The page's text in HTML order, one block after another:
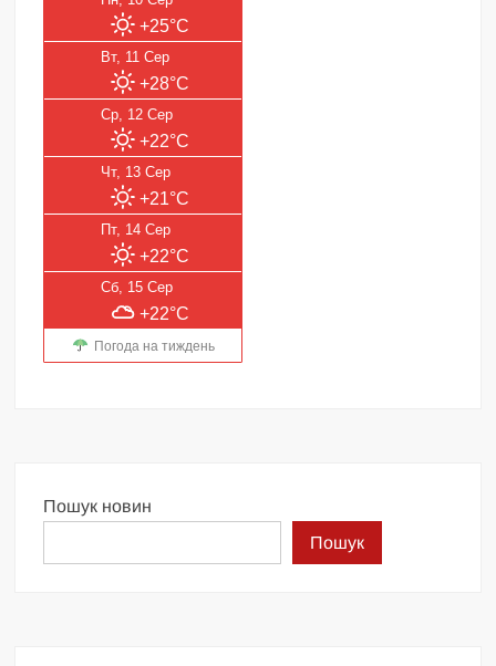
+25°C
Вт, 11 Сер
+28°C
Ср, 12 Сер
+22°C
Чт, 13 Сер
+21°C
Пт, 14 Сер
+22°C
Сб, 15 Сер
+22°C
Погода на тиждень
Пошук новин
Пошук